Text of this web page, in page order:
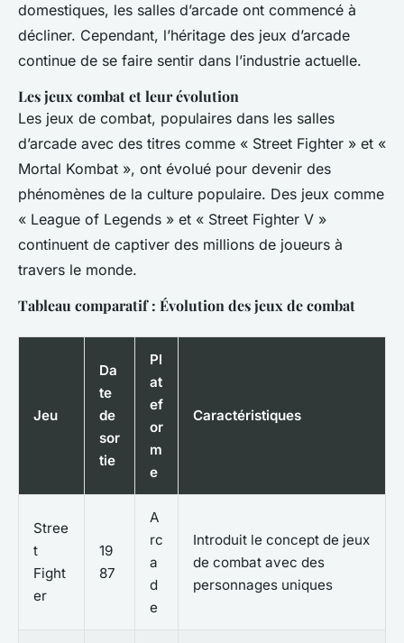
domestiques, les salles d’arcade ont commencé à
décliner. Cependant, l’héritage des jeux d’arcade
continue de se faire sentir dans l’industrie actuelle.
Les jeux combat et leur évolution
Les jeux de combat, populaires dans les salles
d’arcade avec des titres comme « Street Fighter » et «
Mortal Kombat », ont évolué pour devenir des
phénomènes de la culture populaire. Des jeux comme
« League of Legends » et « Street Fighter V »
continuent de captiver des millions de joueurs à
travers le monde.
Tableau comparatif : Évolution des jeux de combat
Jeu
Da
te
de
sor
tie
Pl
at
ef
or
m
e
Caractéristiques
Stree
t
Fight
er
19
87
A
rc
a
d
e
Introduit le concept de jeux
de combat avec des
personnages uniques